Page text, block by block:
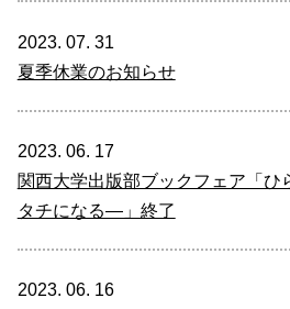
2023. 07. 31
夏季休業のお知らせ
2023. 06. 17
関西大学出版部ブックフェア「
タチになる―」終了
2023. 06. 16